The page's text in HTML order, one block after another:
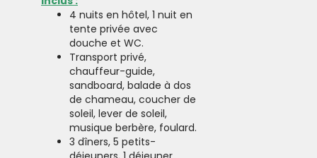
4 nuits en hôtel, 1 nuit en
tente privée avec
douche et WC.
Transport privé,
chauffeur-guide,
sandboard, balade à dos
de chameau, coucher de
soleil, lever de soleil,
musique berbère, foulard.
3 dîners, 5 petits-